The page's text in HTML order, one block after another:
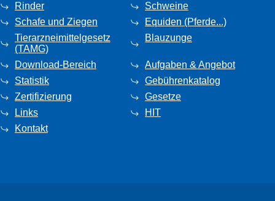
Rinder
Schweine
Schafe und Ziegen
Equiden (Pferde...)
Tierarzneimittelgesetz
(TAMG)
Blauzunge
Download-Bereich
Aufgaben & Angebot
Statistik
Gebührenkatalog
Zertifizierung
Gesetze
Links
HIT
Kontakt